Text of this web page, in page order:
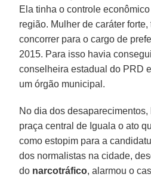
Ela tinha o controle
região. Mulher de caráter
concorrer para o cargo de
2015. Para isso havia
conselheira estadual do PRD
um órgão municipal.
No dia dos
praça central de Iguala o ato
como estopim para a
dos normalistas na cidade,
do narcotráfico, alarmou o